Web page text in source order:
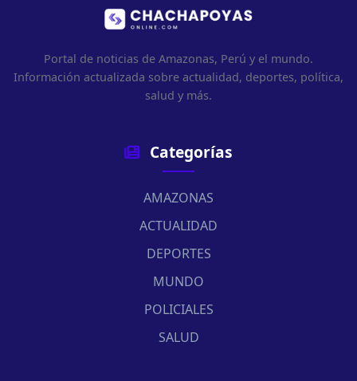
Portal de noticias de Amazonas, Perú y el mundo.
Información actualizada sobre actualidad, deportes, política,
salud y más.
Categorías
AMAZONAS
ACTUALIDAD
DEPORTES
MUNDO
POLICIALES
SALUD